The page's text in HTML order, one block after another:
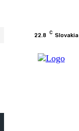
22.8 C Slovakia